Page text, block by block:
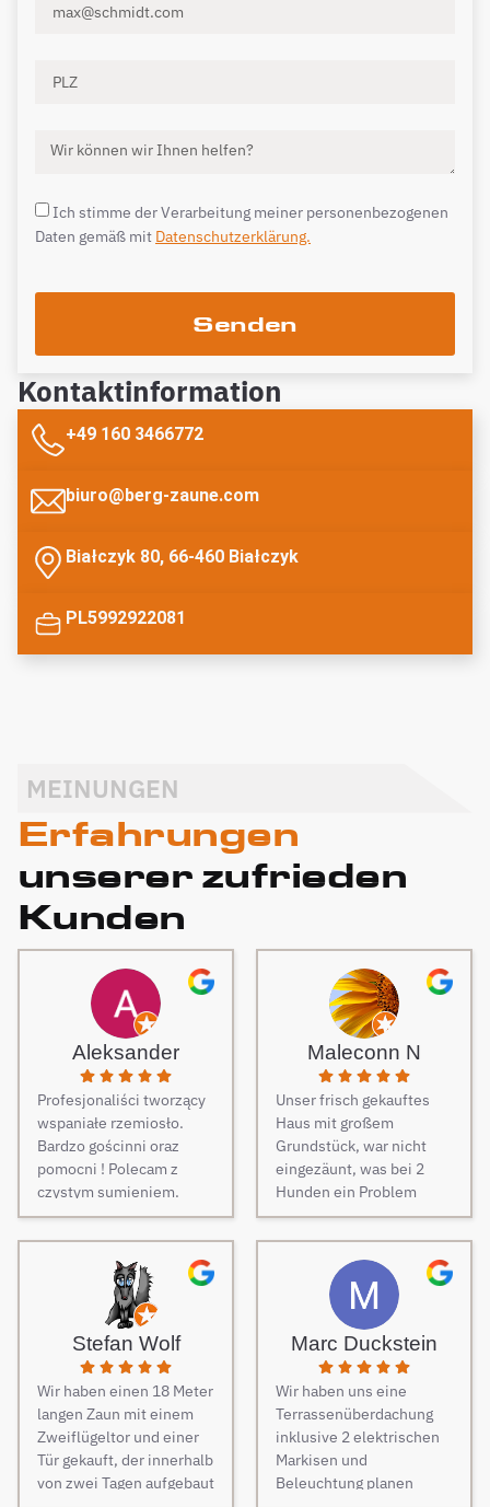
Ich stimme der Verarbeitung meiner personenbezogenen
Daten gemäß mit Datenschutzerklärung.
Senden
Kontaktinformation
+49 160 3466772
biuro@berg-zaune.com
Białczyk 80, 66-460 Białczyk
PL5992922081
Erfahrungen
unserer zufrieden
Kunden
MEINUNGEN
Aleksander
Profesjonaliści tworzący
wspaniałe rzemiosło.
Bardzo gościnni oraz
pomocni ! Polecam z
czystym sumieniem.
Maleconn N
Unser frisch gekauftes
Haus mit großem
Grundstück, war nicht
eingezäunt, was bei 2
Hunden ein Problem
darstellt. Daher musste
dringend und schnell ein
Zaun her. Auf Empfehlung
von Freunden haben wir
unseren Zaun bei Berg
Zäune beauftragt und es
keine Sekunde bereut.
Dieser Tipp war wirklich
Gold wert! Von Angebot
bis zur Fertigstellung des
Zauns, verlief alles
absolut reibungslos. Alle
Fragen wurden im
Stefan Wolf
Wir haben einen 18 Meter
langen Zaun mit einem
Zweiflügeltor und einer
Tür gekauft, der innerhalb
von zwei Tagen aufgebaut
Marc Duckstein
Wir haben uns eine
Terrassenüberdachung
inklusive 2 elektrischen
Markisen und
Beleuchtung planen